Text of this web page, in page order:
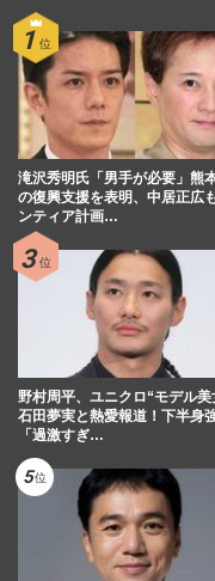
滝沢秀明氏「男手が必要」熊
の復興支援を表明、中居正広
ンティア計画…
野村周平、ユニクロ“モデル美
石田夢実と熱愛報道！下半身
「過激すぎ…